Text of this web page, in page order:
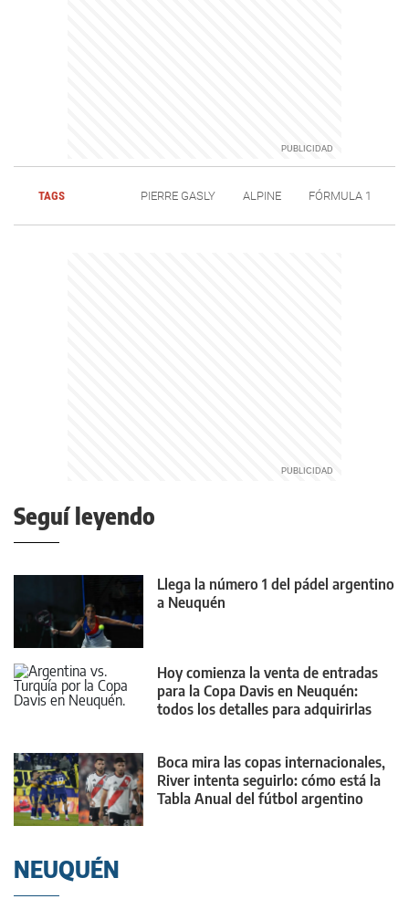
TAGS PIERRE GASLY ALPINE FÓRMULA 1
Seguí leyendo
Llega la número 1 del pádel argentino
a Neuquén
Hoy comienza la venta de entradas
para la Copa Davis en Neuquén:
todos los detalles para adquirirlas
Boca mira las copas internacionales,
River intenta seguirlo: cómo está la
Tabla Anual del fútbol argentino
NEUQUÉN